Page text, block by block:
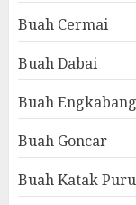
Buah Cermai
Buah Dabai
Buah Engkabang
Buah Goncar
Buah Katak Puru